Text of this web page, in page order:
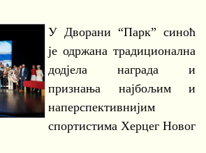
У Дворани “Парк” синоћ
је одржана традиционална
додјела награда и
признања најбољим и
наперспективнијим
спортистима Херцег Новог